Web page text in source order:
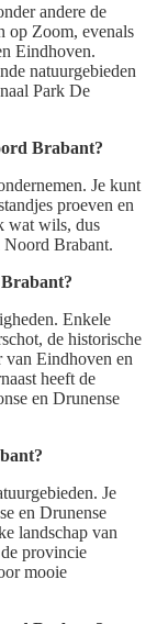
andere de
op Zoom, evenals
Eindhoven.
natuurgebieden
Park De
Brabant?
Je kunt
proeven en
wat wils, dus
Brabant.
Enkele
de historische
van Eindhoven en
heeft de
en Drunense
Je
en Drunense
landschap van
provincie
mooie